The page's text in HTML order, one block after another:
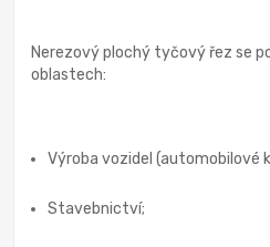
Nerezový plochý tyčový řez se
oblastech:
Výroba vozidel (automobilové
Stavebnictví;